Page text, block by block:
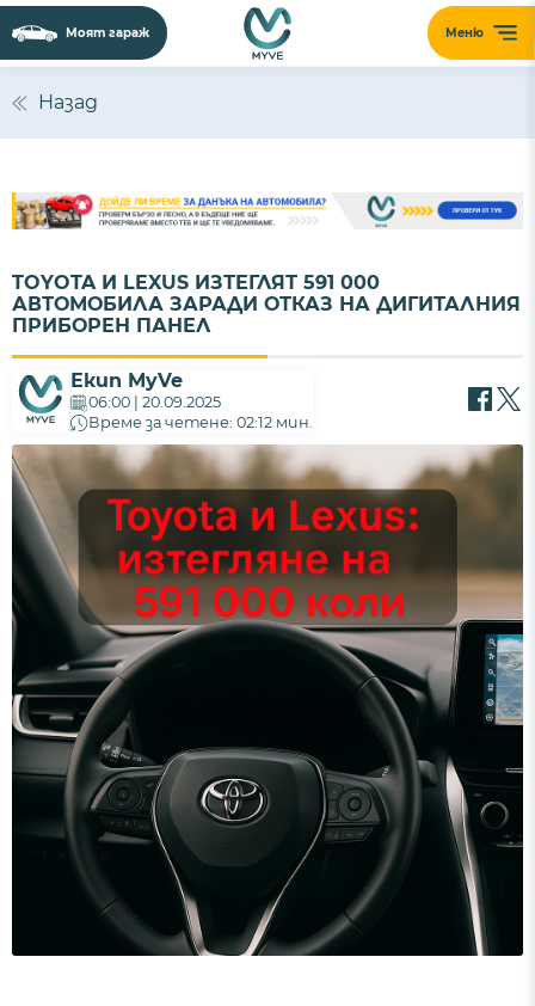
Меню
Моят гараж
Назад
TOYOTA И LEXUS ИЗТЕГЛЯТ 591 000
АВТОМОБИЛА ЗАРАДИ ОТКАЗ НА ДИГИТАЛНИЯ
ПРИБОРЕН ПАНЕЛ
Екип MyVe
06:00 | 20.09.2025
Време за четене: 02:12 мин.